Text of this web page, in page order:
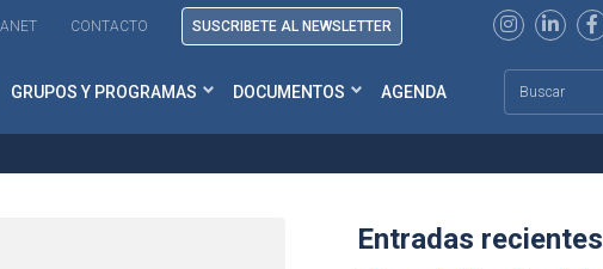
CONTACTO SUSCRIBETE AL NEWSLETTER
GRUPOS Y PROGRAMAS DOCUMENTOS AGENDA
Entradas recientes